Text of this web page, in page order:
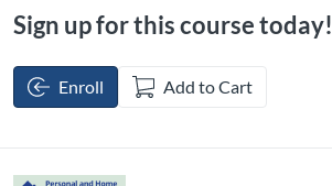
Sign up for this course today!
Enroll Add to Cart